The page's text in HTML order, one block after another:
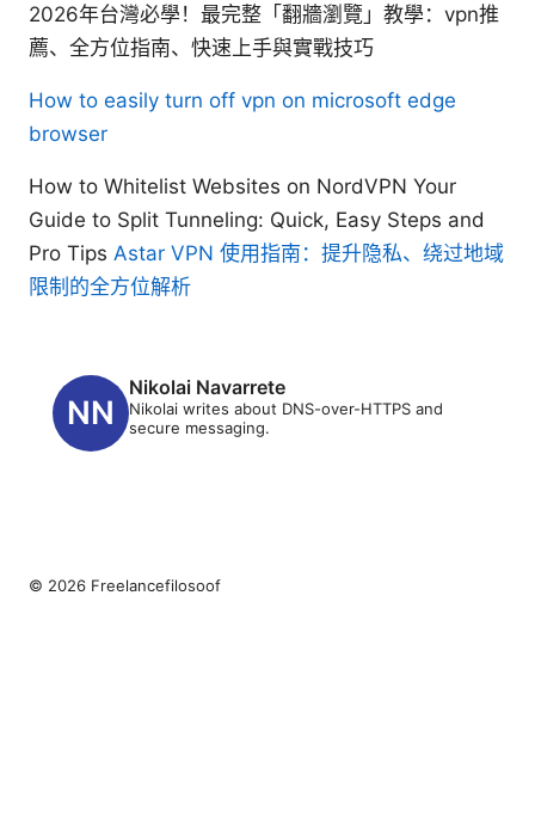
2026年台灣必學！最完整「翻牆瀏覽」教學：vpn推
薦、全方位指南、快速上手與實戰技巧
How to easily turn off vpn on microsoft edge
browser
How to Whitelist Websites on NordVPN Your
Guide to Split Tunneling: Quick, Easy Steps and
Pro Tips Astar VPN 使用指南：提升隐私、绕过地域
限制的全方位解析
Nikolai Navarrete
Nikolai writes about DNS-over-HTTPS and
secure messaging.
© 2026 Freelancefilosoof